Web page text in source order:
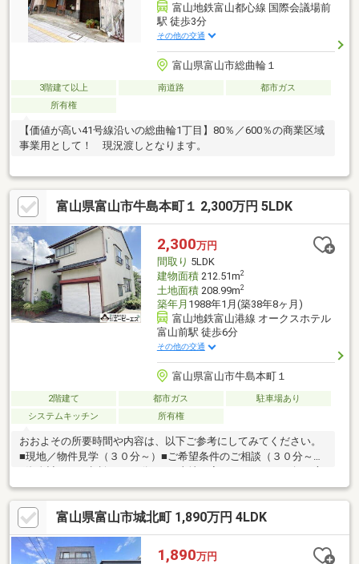
富山地鉄富山都心線 国際会議場前
駅 徒歩3分
その他の交通
富山県富山市総曲輪１
3階建て以上 南道路
都市ガス
所有権
【価値が高い41号線沿いの総曲輪1丁目】80％／600％の商業区域
事業用として！ 現況渡しとなります。
富山県富山市牛島本町１ 2,300万円 5LDK
2,300万円
間取り 5LDK
建物面積212.51m2
土地面積208.99m2
築年月 1988年1月(築38年8ヶ月)
富山地鉄富山港線 オークスホテル
富山前駅 徒歩6分
その他の交通
富山県富山市牛島本町１
2階建て 都市ガス
駐車場あり
システムキッチン
所有権
おおよその所要時間や内容は、以下ご参考にしてみてください。
■現地／物件見学（３０分～）■ご希望条件のご相談（３０分～）
のご相談（３０分～）■会社の強みのご紹介（３０分～）■持家を
お持ちの方のお住み替えのご相談（３０分～）マイホーム購入は
人生の大切なご決断です。気になる点は何でもお気軽にご相談く
ださい。当社スタッフが、ご納得頂けるまでご相談をお受けいた
します。【0120-011-768】へお電話いただくか、【オレンジ色資
富山県富山市城北町 1,890万円 4LDK
1,890万円